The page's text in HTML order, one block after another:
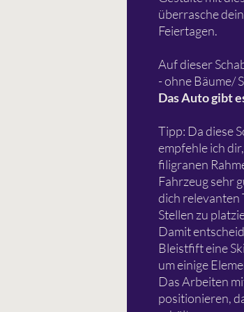
überrasche
Feiertagen.
Auf dieser
- ohne Bäume/
Das Auto gibt
Tipp: Da diese
empfehle ich
filigranen
Fahrzeug sehr
dich relevanten
Stellen zu
Damit
Bleistfift eine
um einige
Das Arbeiten
positionieren,